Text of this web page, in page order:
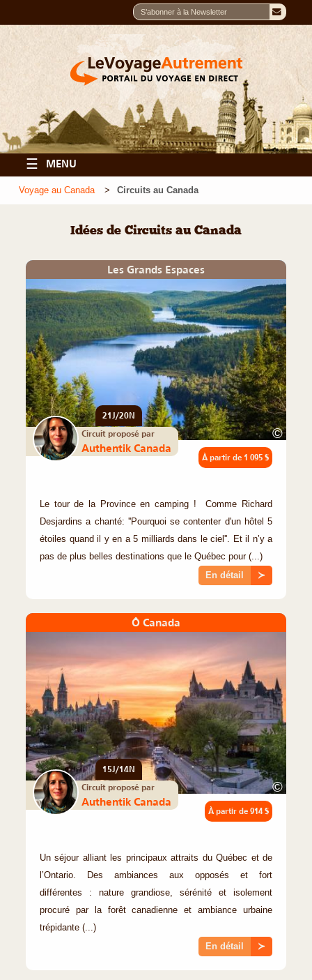
☰ MENU
Voyage au Canada Circuits au Canada
Idées de Circuits au Canada
Les Grands Espaces
©
21J/20N
Circuit proposé par
Authentik Canada
À partir de 1 095 $
Le tour de la Province en camping ! Comme Richard
Desjardins a chanté: ''Pourquoi se contenter d'un hôtel 5
étoiles quand il y en a 5 milliards dans le ciel''. Et il n’y a
pas de plus belles destinations que le Québec pour (...)
En détail ≻
Ô Canada
©
15J/14N
Circuit proposé par
Authentik Canada
À partir de 914 $
Un séjour alliant les principaux attraits du Québec et de
l’Ontario. Des ambiances aux opposés et fort
différentes : nature grandiose, sérénité et isolement
procuré par la forêt canadienne et ambiance urbaine
trépidante (...)
En détail ≻